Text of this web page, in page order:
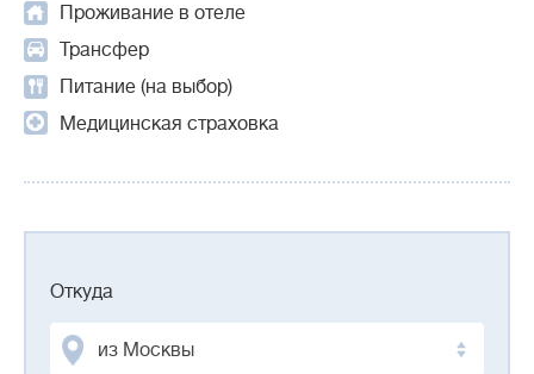
Проживание в отеле
Трансфер
Питание (на выбор)
Медицинская страховка
Откуда
из Москвы